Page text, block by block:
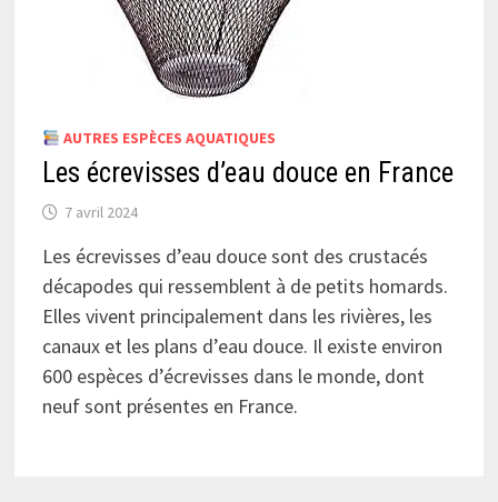
AUTRES ESPÈCES AQUATIQUES
Les écrevisses d’eau douce en France
7 avril 2024
Les écrevisses d’eau douce sont des crustacés
décapodes qui ressemblent à de petits homards.
Elles vivent principalement dans les rivières, les
canaux et les plans d’eau douce. Il existe environ
600 espèces d’écrevisses dans le monde, dont
neuf sont présentes en France.